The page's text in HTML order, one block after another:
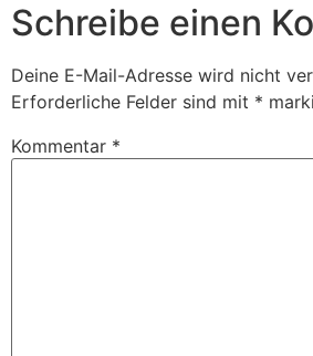
Schreibe einen
Deine E-Mail-Adresse wird nicht
Erforderliche Felder sind mit *
Kommentar *